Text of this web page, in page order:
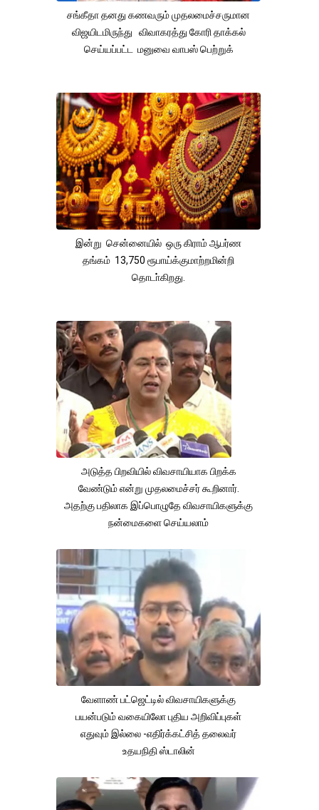
சங்கீதா தனது கணவரும் முதலமைச்சருமான
விஜயிடமிருந்து விவாகரத்து கோரி தாக்கல்
செய்யப்பட்ட மனுவை வாபஸ் பெற்றுக்
இன்று சென்னையில் ஒரு கிராம் ஆபர்ண
தங்கம் 13,750 ரூபாய்க்குமாற்றமின்றி
தொடா்கிறது.
அடுத்த பிறவியில் விவசாயியாக பிறக்க
வேண்டும் என்று முதலமைச்சர் கூறினார்.
அதற்கு பதிலாக இப்பொழுதே விவசாயிகளுக்கு
நன்மைகளை செய்யலாம்
வேளாண் பட்ஜெட்டில் விவசாயிகளுக்கு
பயன்படும் வகையிலோ புதிய அறிவிப்புகள்
எதுவும் இல்லை -எதிர்க்கட்சித் தலைவர்
உதயநிதி ஸ்டாலின்